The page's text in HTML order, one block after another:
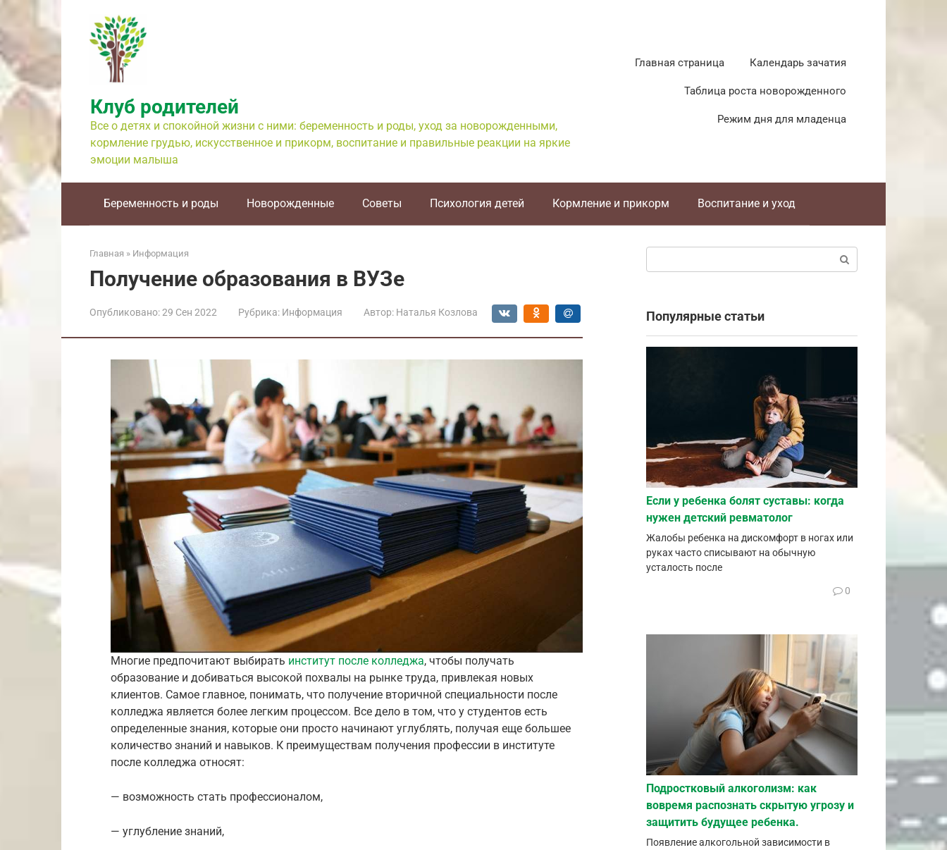
контенту
Клуб родителей
Все о детях и спокойной жизни с ними: беременность и роды, уход за новорожденными,
кормление грудью, искусственное и прикорм, воспитание и правильные реакции на яркие
эмоции малыша
Главная страница Календарь зачатия
Таблица роста новорожденного
Режим дня для младенца
Беременность и роды Новорожденные Советы Психология детей Кормление и прикорм Воспитание и уход
Главная » Информация
Получение образования в ВУЗе
Опубликовано:29 Сен 2022 Рубрика: Информация Автор: Наталья Козлова
Многие предпочитают выбирать институт после колледжа, чтобы получать
образование и добиваться высокой похвалы на рынке труда, привлекая новых
клиентов. Самое главное, понимать, что получение вторичной специальности после
колледжа является более легким процессом. Все дело в том, что у студентов есть
определенные знания, которые они просто начинают углублять, получая еще большее
количество знаний и навыков. К преимуществам получения профессии в институте
после колледжа относят:
— возможность стать профессионалом,
— углубление знаний,
Популярные статьи
Если у ребенка болят суставы: когда
нужен детский ревматолог
Жалобы ребенка на дискомфорт в ногах или
руках часто списывают на обычную
усталость после
0
Подростковый алкоголизм: как
вовремя распознать скрытую угрозу и
защитить будущее ребенка.
Появление алкогольной зависимости в